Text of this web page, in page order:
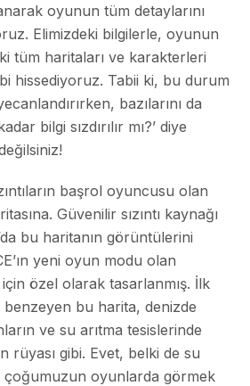
oyunun tüm detaylarını
Elimizdeki bilgilerle, oyunun
tüm haritaları ve karakterleri
hissediyoruz. Tabii ki, bu durum
bazılarını da
bilgi sızdırılır mı?’ diye
başrol oyuncusu olan
Güvenilir sızıntı kaynağı
bu haritanın görüntülerini
yeni oyun modu olan
özel olarak tasarlanmış. İlk
benzeyen bu harita, denizde
ve su arıtma tesislerinde
rüyası gibi. Evet, belki de su
çoğumuzun oyunlarda görmek